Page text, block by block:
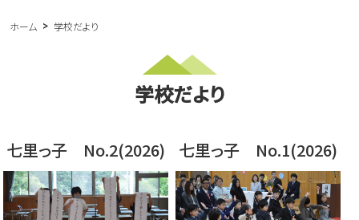
ホーム 学校だより
学校だより
七里っ子 No.2(2026) 七里っ子 No.1(2026)